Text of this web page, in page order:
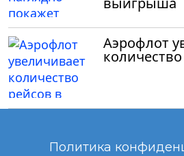
Аэрофлот
Политика